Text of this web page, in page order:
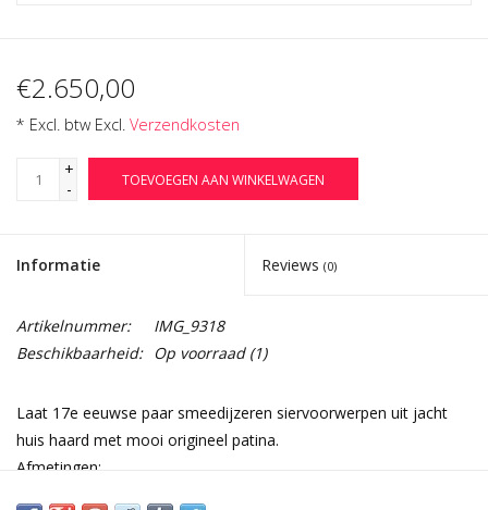
€2.650,00
* Excl. btw Excl. Verzendkosten
+
-
TOEVOEGEN AAN WINKELWAGEN
Informatie Reviews (0)
Artikelnummer:
IMG_9318
Beschikbaarheid: Op voorraad(1)
Laat 17e eeuwse paar smeedijzeren siervoorwerpen uit jacht
huis haard met mooi origineel patina.
Afmetingen: